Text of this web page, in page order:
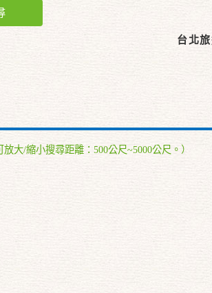
台北
放大/縮小搜尋距離：500公尺~5000公尺。）